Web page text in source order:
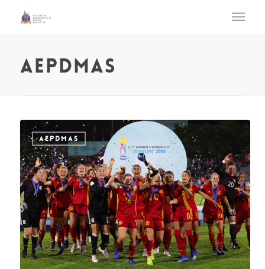
aepdmas
AEPDMAS